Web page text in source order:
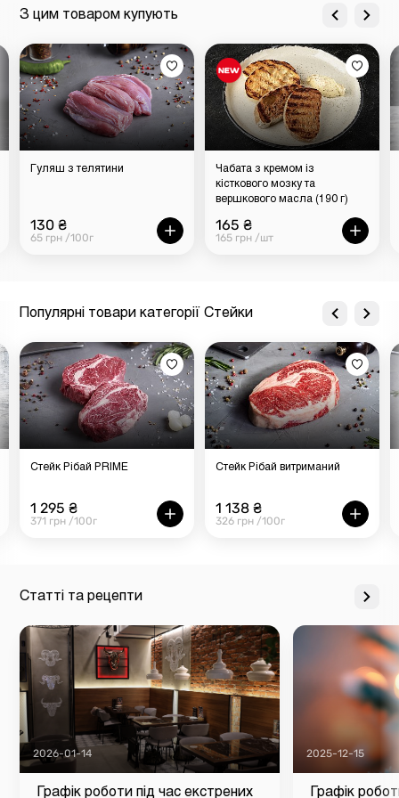
З цим товаром купують
Гуляш з телятини
130 ₴
65 грн /100г
Чабата з кремом із
кісткового мозку та
вершкового масла (190 г)
165 ₴
165 грн /шт
Популярні товари категорії Стейки
Стейк Рібай PRIME
1 295 ₴
371 грн /100г
Стейк Рібай витриманий
1 138 ₴
326 грн /100г
Статті та рецепти
2026-01-14
Графік роботи під час екстрених
2025-12-15
Графік